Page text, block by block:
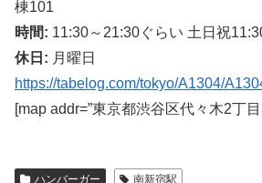
棟101
時間: 11:30～21:30ぐらい 土日祝
休日: 月曜日
https://tabelog.com/tokyo/A1304/
[map addr=”東京都渋谷区代々木2丁
ハンバーガー 南新宿駅